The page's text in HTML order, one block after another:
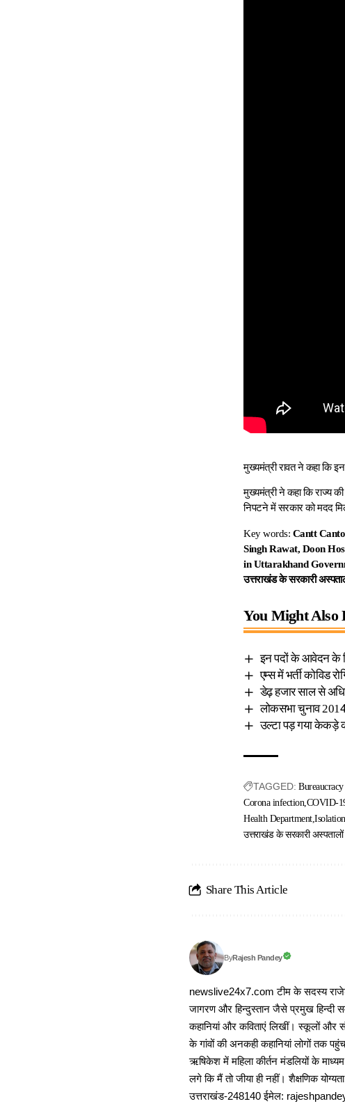
मुख्यमंत्री रावत ने कहा कि
मुख्यमंत्री ने कहा कि राज्य
निपटने में सरकार को मदद
Key words: Cantt
Singh Rawat, Doon
in Uttarakhand
उत्तराखंड के सरकारी
You Might Also
इन पदों के आवेदन के
एम्स में भर्ती कोविड
डेढ़ हजार साल से
लोकसभा चुनाव
उल्टा पड़ गया केकड़े
TAGGED:
Corona infection COVID-
Health Department Isolation
उत्तराखंड के सरकारी अस्पतालों
Share This Article
ByRajesh Pandey
newslive24x7.com टीम के सदस्य राजेश
जागरण और हिन्दुस्तान जैसे प्रमुख हिन्दी
कहानियां और कविताएं लिखीं। स्कूलों और
के गांवों की अनकही कहानियां लोगों तक
ऋषिकेश में महिला कीर्तन मंडलियों के
लगे कि मैं तो जीया ही नहीं। शैक्षणिक
उत्तराखंड-248140 ईमेल: